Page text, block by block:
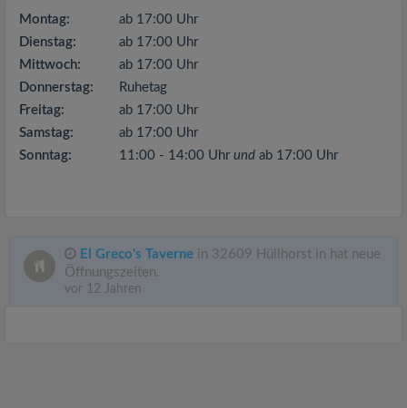
Montag:
ab 17:00 Uhr
Dienstag:
ab 17:00 Uhr
Mittwoch:
ab 17:00 Uhr
Donnerstag:
Ruhetag
Freitag:
ab 17:00 Uhr
Samstag:
ab 17:00 Uhr
Sonntag:
11:00 - 14:00 Uhr und ab 17:00 Uhr
El Greco's Taverne in 32609 Hüllhorst in hat neue
Öffnungszeiten.
vor 12 Jahren